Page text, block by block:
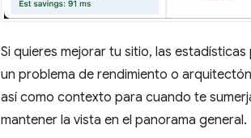
Si quieres mejorar tu sitio, las
un problema de rendimiento o
así como contexto para cuando te
mantener la vista en el panorama general.